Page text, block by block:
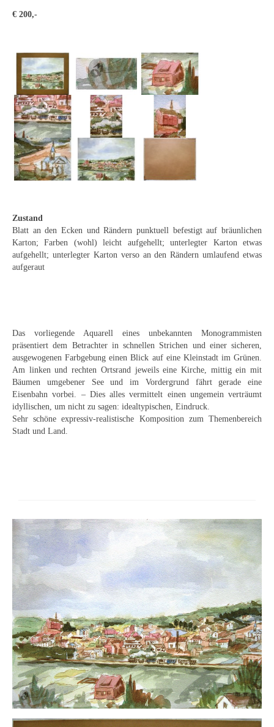
Richard Sprick
Weitere Künstler 1900-1945
Kunst nach 1945
Helmut Diekmann
Hermann Dieste
Ferdinand Springer
Arne Siegfried
Unbekannt
Autographen / Dokumente
Herkunft & Wirkungsstätte
Berliner Künstler
Düsseldorfer Künstler
Pfälzer Künstler
Schwäbische Künstler
Weitere
Expressiver Realismus
Motive
Abstraktion
Industrie & Arbeit
€ 200,-
Zustand
Blatt an den Ecken und Rändern punktuell befestigt auf bräunlichen
Karton; Farben (wohl) leicht aufgehellt; unterlegter Karton etwas
aufgehellt; unterlegter Karton verso an den Rändern umlaufend etwas
aufgeraut
Das vorliegende Aquarell eines unbekannten Monogrammisten
präsentiert dem Betrachter in schnellen Strichen und einer sicheren,
ausgewogenen Farbgebung einen Blick auf eine Kleinstadt im Grünen.
Am linken und rechten Ortsrand jeweils eine Kirche, mittig ein mit
Bäumen umgebener See und im Vordergrund fährt gerade eine
Eisenbahn vorbei. – Dies alles vermittelt einen ungemein verträumt
idyllischen, um nicht zu sagen: idealtypischen, Eindruck.
Sehr schöne expressiv-realistische Komposition zum Themenbereich
Stadt und Land.